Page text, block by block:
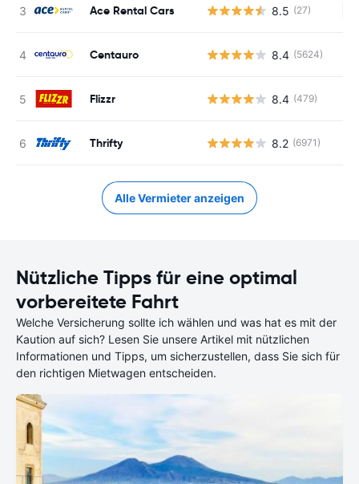
Ace Rental Cars 8.5 (27)
Centauro 8.4 (5624)
Flizzr 8.4 (479)
Thrifty 8.2 (6971)
Alle Vermieter anzeigen
Nützliche Tipps für eine optimal
vorbereitete Fahrt
Welche Versicherung sollte ich wählen und was hat es mit der
Kaution auf sich? Lesen Sie unsere Artikel mit nützlichen
Informationen und Tipps, um sicherzustellen, dass Sie sich für
den richtigen Mietwagen entscheiden.